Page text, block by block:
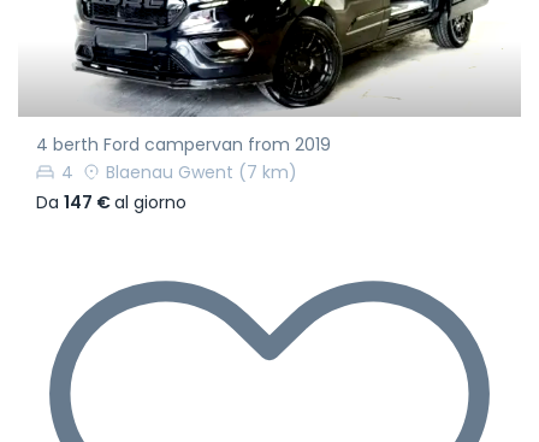
4 berth Ford campervan from 2019
4
Blaenau Gwent (7 km)
Da 147 €al giorno